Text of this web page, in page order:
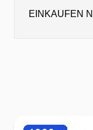
EINKAUFEN